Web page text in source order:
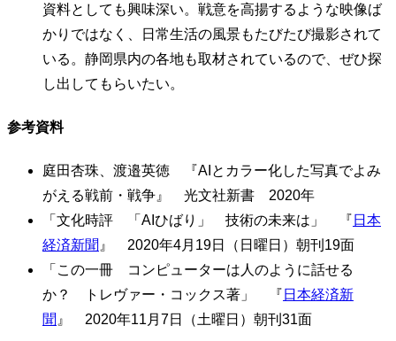
資料としても興味深い。戦意を高揚するような映像ば
かりではなく、日常生活の風景もたびたび撮影されて
いる。静岡県内の各地も取材されているので、ぜひ探
し出してもらいたい。
参考資料
庭田杏珠、渡邉英徳 『AIとカラー化した写真でよみ
がえる戦前・戦争』 光文社新書 2020年
「文化時評 「AIひばり」 技術の未来は」 『 日本
経済新聞 』 2020年4月19日（日曜日）朝刊19面
「この一冊 コンピューターは人のように話せる
か？ トレヴァー・コックス著」 『 日本経済新
聞 』 2020年11月7日（土曜日）朝刊31面